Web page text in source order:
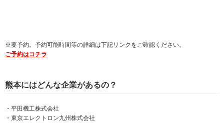
※要予約。予約可能時間等の詳細は下記リンクをご確認ください。
ご予約はコチラ
熊本にはどんな企業があるの？
・平田機工株式会社
・東京エレクトロン九州株式会社